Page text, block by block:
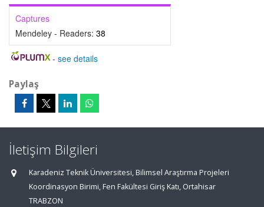
Captures
Mendeley - Readers: 38
- see details
Paylaş
İletişim Bilgileri
Karadeniz Teknik Üniversitesi, Bilimsel Araştırma Projeleri
Koordinasyon Birimi, Fen Fakültesi Giriş Katı, Ortahisar
TRABZON